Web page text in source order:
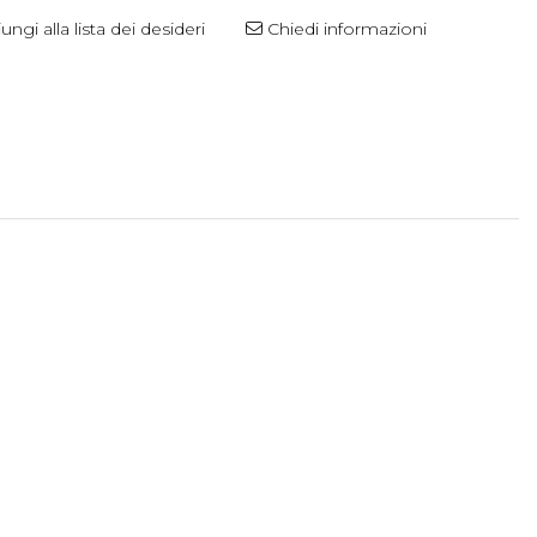
alla lista dei desideri Chiedi informazioni